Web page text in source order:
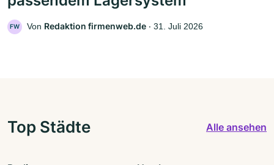
FW Von Redaktion firmenweb.de ‧ 31. Juli 2026
Top Städte Alle ansehen